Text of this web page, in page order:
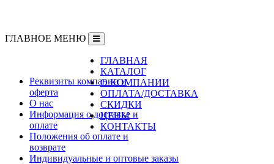
ГЛАВНОЕ МЕНЮ
ГЛАВНАЯ
КАТАЛОГ
О КОМПАНИИ
ОПЛАТА/ДОСТАВКА
СКИДКИ
ЦЕНЫ
КОНТАКТЫ
Реквизиты компании и
оферта
О нас
Информация о доставке и
оплате
Положения об оплате и
возврате
Индивидуальные и оптовые заказы